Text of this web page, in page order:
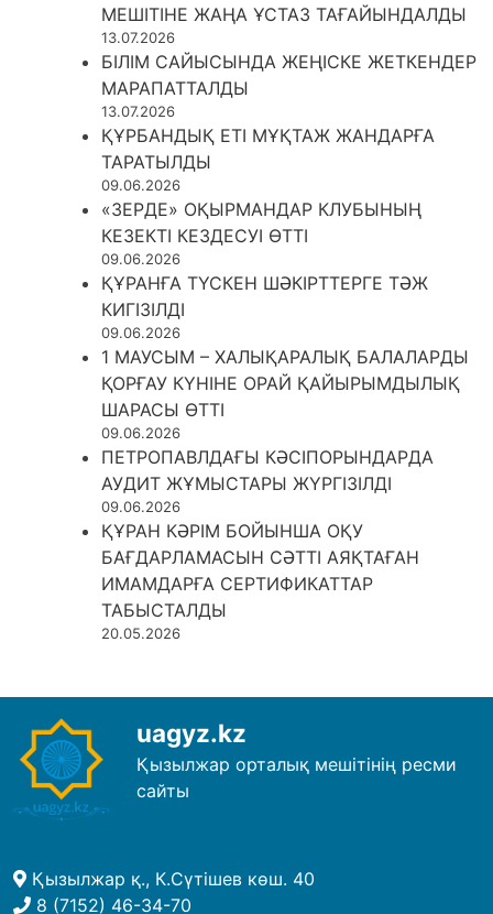
МЕШІТІНЕ ЖАҢА ҰСТАЗ ТАҒАЙЫНДАЛДЫ
13.07.2026
БІЛІМ САЙЫСЫНДА ЖЕҢІСКЕ ЖЕТКЕНДЕР
МАРАПАТТАЛДЫ
13.07.2026
ҚҰРБАНДЫҚ ЕТІ МҰҚТАЖ ЖАНДАРҒА
ТАРАТЫЛДЫ
09.06.2026
«ЗЕРДЕ» ОҚЫРМАНДАР КЛУБЫНЫҢ
КЕЗЕКТІ КЕЗДЕСУІ ӨТТІ
09.06.2026
ҚҰРАНҒА ТҮСКЕН ШӘКІРТТЕРГЕ ТӘЖ
КИГІЗІЛДІ
09.06.2026
1 МАУСЫМ – ХАЛЫҚАРАЛЫҚ БАЛАЛАРДЫ
ҚОРҒАУ КҮНІНЕ ОРАЙ ҚАЙЫРЫМДЫЛЫҚ
ШАРАСЫ ӨТТІ
09.06.2026
ПЕТРОПАВЛДАҒЫ КӘСІПОРЫНДАРДА
АУДИТ ЖҰМЫСТАРЫ ЖҮРГІЗІЛДІ
09.06.2026
ҚҰРАН КӘРІМ БОЙЫНША ОҚУ
БАҒДАРЛАМАСЫН СӘТТІ АЯҚТАҒАН
ИМАМДАРҒА СЕРТИФИКАТТАР
ТАБЫСТАЛДЫ
20.05.2026
uagyz.kz
Қызылжар орталық мешітінің ресми
сайты
Қызылжар қ., К.Сүтішев көш. 40
8 (7152) 46-34-70